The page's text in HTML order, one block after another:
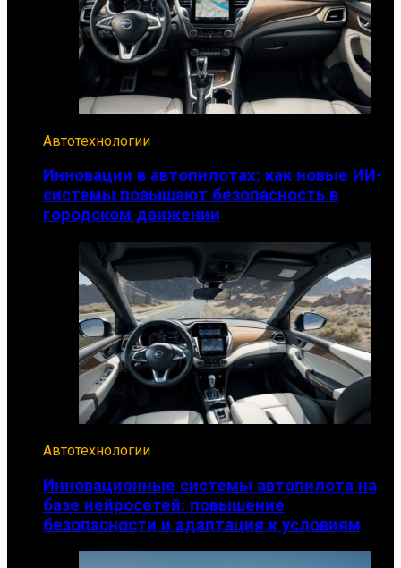
Автотехнологии
Инновации в автопилотах: как новые ИИ-
системы повышают безопасность в
городском движении
Автотехнологии
Инновационные системы автопилота на
базе нейросетей: повышение
безопасности и адаптация к условиям